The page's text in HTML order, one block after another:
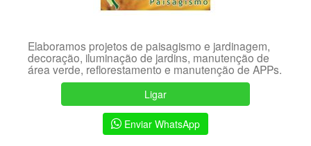
Elaboramos projetos de paisagismo e jardinagem,
decoração, iluminação de jardins, manutenção de
área verde, reflorestamento e manutenção de APPs.
Ligar
Enviar WhatsApp